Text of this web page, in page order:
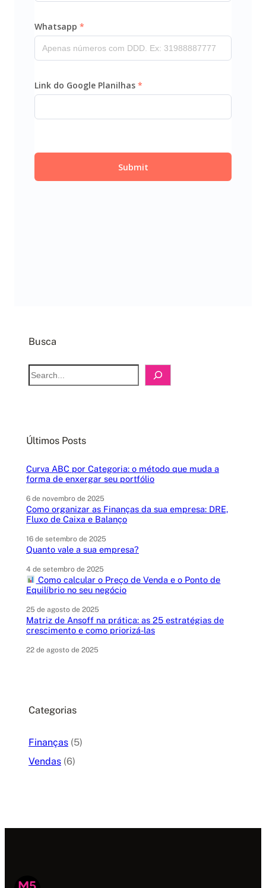
Busca
S
e
h
Últimos Posts
Curva ABC por Categoria: o método que muda a
forma de enxergar seu portfólio
6 de novembro de 2025
Como organizar as Finanças da sua empresa: DRE,
Fluxo de Caixa e Balanço
16 de setembro de 2025
Quanto vale a sua empresa?
4 de setembro de 2025
Como calcular o Preço de Venda e o Ponto de
Equilíbrio no seu negócio
25 de agosto de 2025
Matriz de Ansoff na prática: as 25 estratégias de
crescimento e como priorizá-las
22 de agosto de 2025
Categorias
Finanças (5)
Vendas (6)